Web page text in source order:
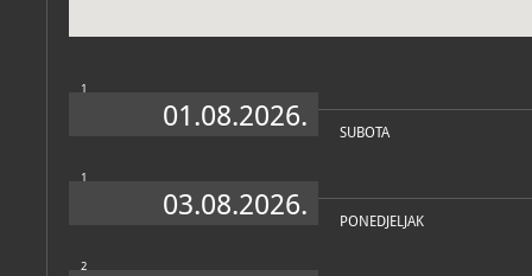
1
01.08.2026. SUBOTA
1
03.08.2026. PONEDJELJAK
2